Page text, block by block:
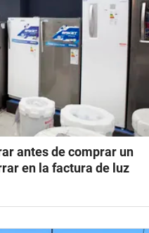
antes de comprar un
en la factura de luz